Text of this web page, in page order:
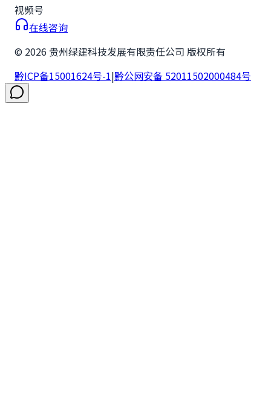
视频号
在线咨询
© 2026 贵州绿建科技发展有限责任公司 版权所有
黔ICP备15001624号-1|黔公网安备 52011502000484号